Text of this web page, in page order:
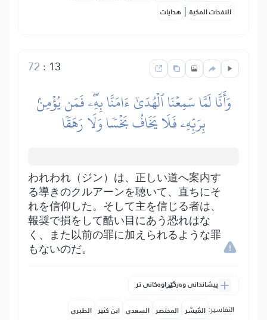
النفحات المكية | هدايات
13
:
72
وَأَنَّا لَمَّا سَمِعۡنَا ٱلۡهُدَىٰٓ ءَامَنَّا بِهِۦۖ فَمَن يُؤۡمِنۢ
بِرَبِّهِۦ فَلَا يَخَافُ بَخۡسٗا وَلَا رَهَقٗا
われわれ（ジン）は、正しい道へ案内す
る導きのクルアーンを聴いて、直ちにそ
れを信仰した。そして主を信じる者は、
報奨で損をして酷い目にあう恐れはな
く、また以前の罪に加えられるような罪
もないのだ。
پیشاندانی وەرگێڕاوەکانی تر
التفاسير: المُيسَّر المختصر السعدي ابن كثير الطبري